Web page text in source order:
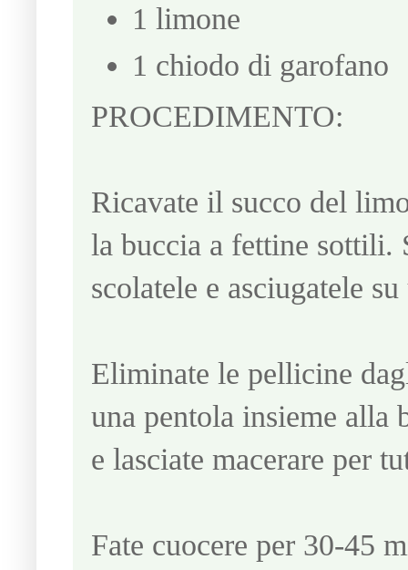
1 limone
1 chiodo di garofano
PROCEDIMENTO:
Ricavate il succo del
la buccia a fettine sottili.
scolatele e asciugatele
Eliminate le pellicine
una pentola insieme alla
e lasciate macerare per
Fate cuocere per 30-45